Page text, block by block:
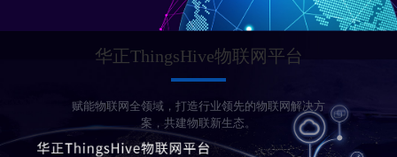
华正ThingsHive物联网平台
赋能物联网全领域，打造行业领先的物联网解决方
案，共建物联新生态。